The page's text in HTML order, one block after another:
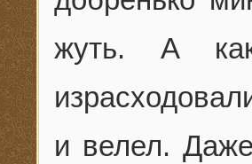
жуть. А
и велел.